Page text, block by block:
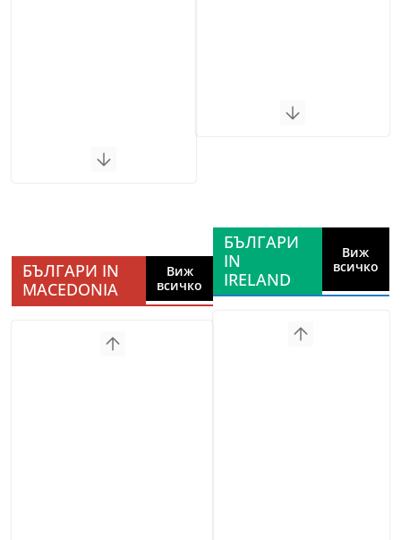
БЪЛГАРИ IN
MACEDONIA
Виж
всичко
БЪЛГАРИ
IN
IRELAND
Виж
всичко